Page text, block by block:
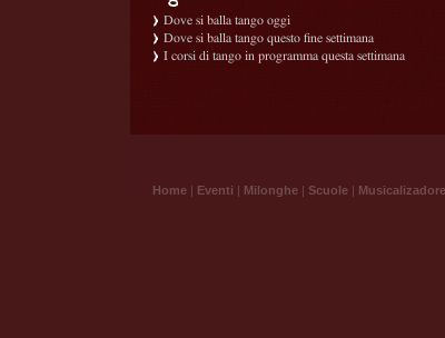
Dove si balla tango oggi
Dove si balla tango questo fine settimana
I corsi di tango in programma questa settimana
Home | Eventi | Milonghe | Scuole |